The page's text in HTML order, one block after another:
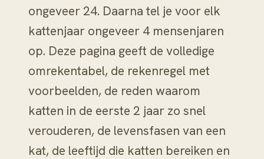
ongeveer 24. Daarna tel je voor elk
kattenjaar ongeveer 4 mensenjaren
op. Deze pagina geeft de volledige
omrekentabel, de rekenregel met
voorbeelden, de reden waarom
katten in de eerste 2 jaar zo snel
verouderen, de levensfasen van een
kat, de leeftijd die katten bereiken en